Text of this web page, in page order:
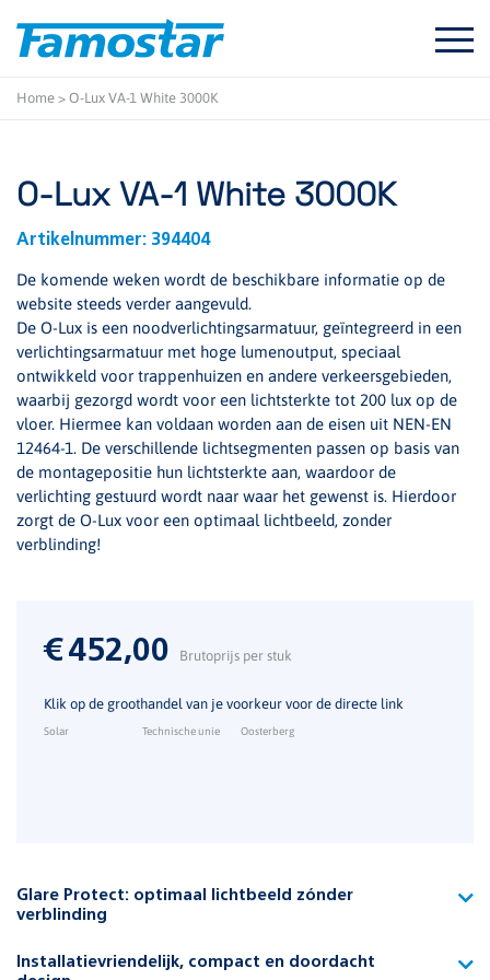
content
Home > O-Lux VA-1 White 3000K
O-Lux VA-1 White 3000K
Artikelnummer: 394404
De komende weken wordt de beschikbare informatie op de
website steeds verder aangevuld.
De O-Lux is een noodverlichtingsarmatuur, geïntegreerd in een
verlichtingsarmatuur met hoge lumenoutput, speciaal
ontwikkeld voor trappenhuizen en andere verkeersgebieden,
waarbij gezorgd wordt voor een lichtsterkte tot 200 lux op de
vloer. Hiermee kan voldaan worden aan de eisen uit NEN-EN
12464-1. De verschillende lichtsegmenten passen op basis van
de montagepositie hun lichtsterkte aan, waardoor de
verlichting gestuurd wordt naar waar het gewenst is. Hierdoor
zorgt de O-Lux voor een optimaal lichtbeeld, zonder
verblinding!
€452,00 Brutoprijs per stuk
Klik op de groothandel van je voorkeur voor de directe link
Solar Technische unie Oosterberg
Glare Protect: optimaal lichtbeeld zónder
verblinding
de armatuur verschillende lichtsegmenten die separaat
Installatievriendelijk, compact en doordacht